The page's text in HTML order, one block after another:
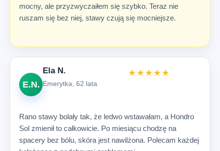
mocny, ale przyzwyczaiłem się szybko. Teraz nie
ruszam się bez niej, stawy czują się mocniejsze.
E.N.
Ela N.
Emerytka, 62 lata
★★★★★
Rano stawy bolały tak, że ledwo wstawałam, a Hondro
Sol zmienił to całkowicie. Po miesiącu chodzę na
spacery bez bólu, skóra jest nawilżona. Polecam każdej